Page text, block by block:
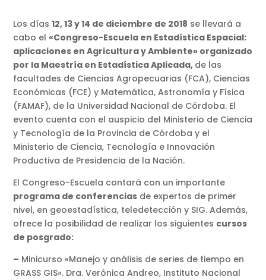
Los días12, 13 y 14 de diciembre de 2018 se llevará a
cabo el«Congreso-Escuela en Estadística Espacial:
aplicaciones en Agricultura y Ambiente» organizado
por la Maestría en Estadística Aplicada, de las
facultades de Ciencias Agropecuarias (FCA), Ciencias
Económicas (FCE) y Matemática, Astronomía y Física
(FAMAF), de la Universidad Nacional de Córdoba. El
evento cuenta con el auspicio del Ministerio de Ciencia
y Tecnología de la Provincia de Córdoba y el
Ministerio de Ciencia, Tecnología e Innovación
Productiva de Presidencia de la Nación.
El Congreso-Escuela contará con un importante
programa de conferencias de expertos de primer
nivel, en geoestadística, teledetección y SIG. Además,
ofrece la posibilidad de realizar los siguientes cursos
de posgrado:
– Minicurso «Manejo y análisis de series de tiempo en
GRASS GIS». Dra. Verónica Andreo, Instituto Nacional